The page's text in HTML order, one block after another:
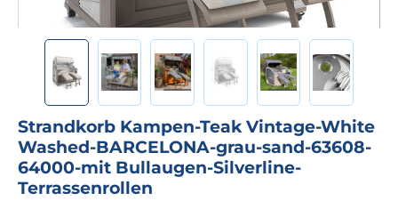
Strandkorb Kampen-Teak Vintage-White
Washed-BARCELONA-grau-sand-63608-
64000-mit Bullaugen-Silverline-
Terrassenrollen